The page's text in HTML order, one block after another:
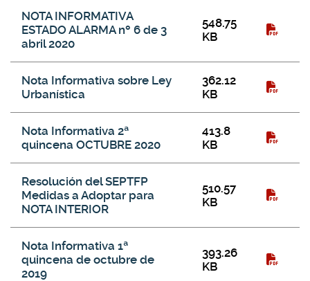
NOTA INFORMATIVA
ESTADO ALARMA nº 6 de 3
abril 2020
548.75
KB
Nota Informativa sobre Ley
Urbanística
362.12
KB
Nota Informativa 2ª
quincena OCTUBRE 2020
413.8
KB
Resolución del SEPTFP
Medidas a Adoptar para
NOTA INTERIOR
510.57
KB
Nota Informativa 1ª
quincena de octubre de
2019
393.26
KB